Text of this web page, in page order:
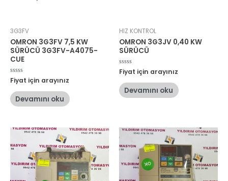
3G3FV
OMRON 3G3FV 7,5 KW
SÜRÜCÜ 3G3FV-A4075-
CUE
5
üzerinden
oy
aldı
Fiyat için arayınız
Devamını oku
HIZ KONTROL
OMRON 3G3JV 0,40 KW
SÜRÜCÜ
5
üzerinden
oy
aldı
Fiyat için arayınız
Devamını oku